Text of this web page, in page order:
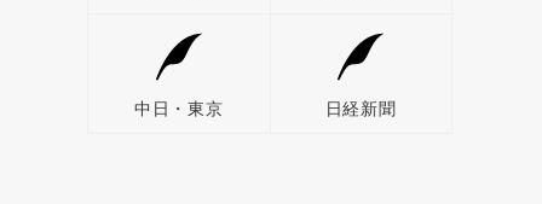
中日・東京 日経新聞